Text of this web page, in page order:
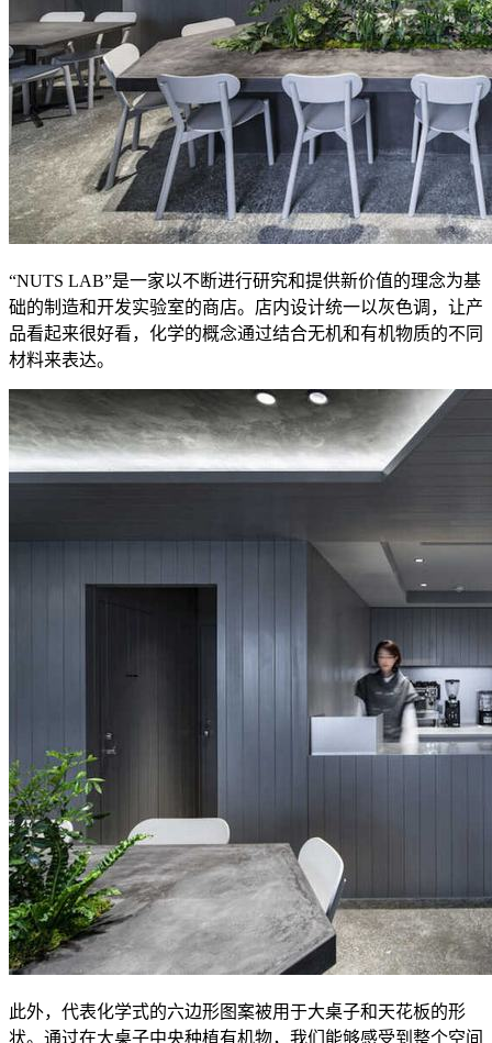
“NUTS LAB”是一家以不断进行研究和提供新价值的理念为基
础的制造和开发实验室的商店。店内设计统一以灰色调，让产
品看起来很好看，化学的概念通过结合无机和有机物质的不同
材料来表达。
此外，代表化学式的六边形图案被用于大桌子和天花板的形
状。通过在大桌子中央种植有机物，我们能够感受到整个空间